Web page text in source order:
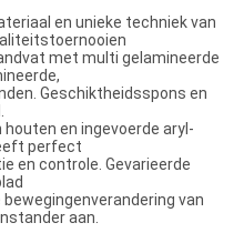
en unieke techniek van
met multi gelamineerde
Geschiktheidsspons en
en ingevoerde aryl-
perfect
en controle. Gevarieerde
van
aan.